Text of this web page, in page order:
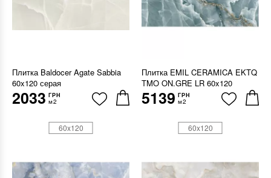
Плитка Baldocer Agate Sabbia
60x120 серая
2033 ГРН
м2
Плитка EMIL CERAMICA EKTQ
TMO ON.GRE LR 60x120
5139 ГРН
м2
60x120 60x120